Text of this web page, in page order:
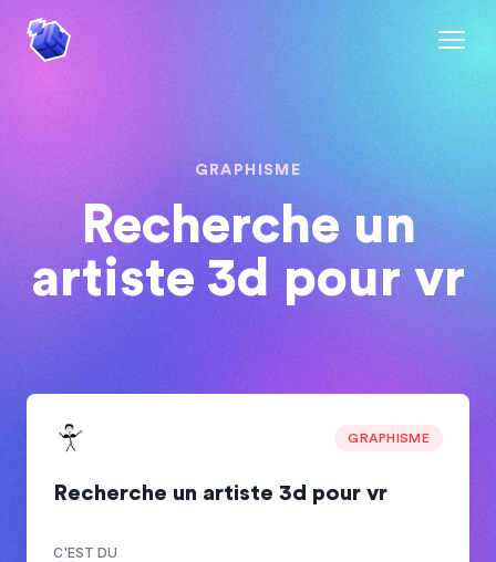
GRAPHISME
Recherche un
artiste 3d pour vr
GRAPHISME
Recherche un artiste 3d pour vr
C'EST DU